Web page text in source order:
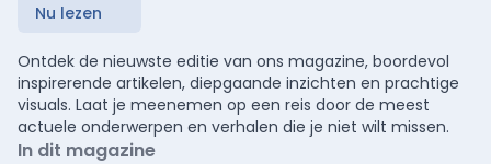
Nu lezen
Ontdek de nieuwste editie van ons magazine, boordevol
inspirerende artikelen, diepgaande inzichten en prachtige
visuals. Laat je meenemen op een reis door de meest
actuele onderwerpen en verhalen die je niet wilt missen.
In dit magazine